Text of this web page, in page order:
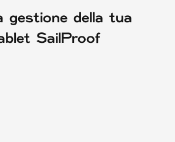
gestione della tua
SailProof